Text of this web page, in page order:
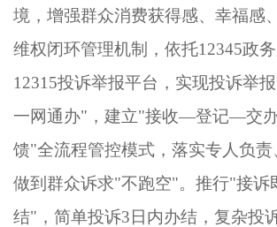
境，增强群众消费获得感、幸福感
维权闭环管理机制，依托12345政
12315投诉举报平台，实现投诉举报
一网通办"，建立"接收—登记—交
馈"全流程管控模式，落实专人负责
做到群众诉求"不跑空"。推行"接诉
结"，简单投诉3日内办结，复杂投